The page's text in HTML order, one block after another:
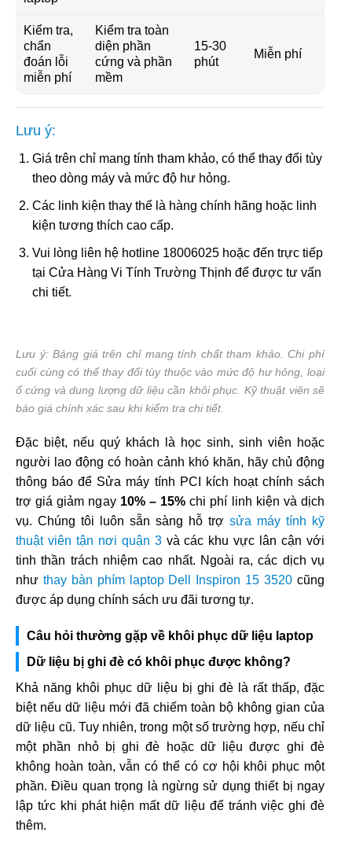
Kiểm tra,
chẩn
đoán lỗi
miễn phí
Kiểm tra toàn
diện phần
cứng và phần
mềm
15-30
phút
Miễn phí
Lưu ý:
Giá trên chỉ mang tính tham khảo, có thể thay đổi tùy
theo dòng máy và mức độ hư hỏng.
Các linh kiện thay thế là hàng chính hãng hoặc linh
kiện tương thích cao cấp.
Vui lòng liên hệ hotline 18006025 hoặc đến trực tiếp
tại Cửa Hàng Vi Tính Trường Thịnh để được tư vấn
chi tiết.
Lưu ý: Bảng giá trên chỉ mang tính chất tham khảo. Chi phí
cuối cùng có thể thay đổi tùy thuộc vào mức độ hư hỏng, loại
ổ cứng và dung lượng dữ liệu cần khôi phục. Kỹ thuật viên sẽ
báo giá chính xác sau khi kiểm tra chi tiết.
Đặc biệt, nếu quý khách là học sinh, sinh viên hoặc
người lao động có hoàn cảnh khó khăn, hãy chủ động
thông báo để Sửa máy tính PCI kích hoạt chính sách
trợ giá giảm ngay 10% – 15% chi phí linh kiện và dịch
vụ. Chúng tôi luôn sẵn sàng hỗ trợ sửa máy tính kỹ
thuật viên tận nơi quận 3và các khu vực lân cận với
tinh thần trách nhiệm cao nhất. Ngoài ra, các dịch vụ
như thay bàn phím laptop Dell Inspiron 15 3520 cũng
được áp dụng chính sách ưu đãi tương tự.
Câu hỏi thường gặp về khôi phục dữ liệu laptop
Dữ liệu bị ghi đè có khôi phục được không?
Khả năng khôi phục dữ liệu bị ghi đè là rất thấp, đặc
biệt nếu dữ liệu mới đã chiếm toàn bộ không gian của
dữ liệu cũ. Tuy nhiên, trong một số trường hợp, nếu chỉ
một phần nhỏ bị ghi đè hoặc dữ liệu được ghi đè
không hoàn toàn, vẫn có thể có cơ hội khôi phục một
phần. Điều quan trọng là ngừng sử dụng thiết bị ngay
lập tức khi phát hiện mất dữ liệu để tránh việc ghi đè
thêm.